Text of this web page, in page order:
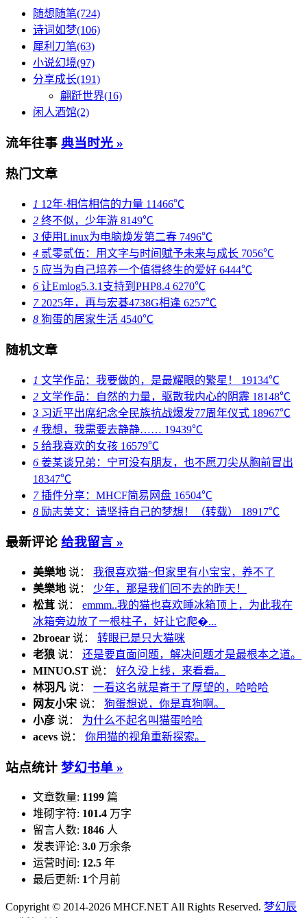
随想随笔(724)
诗词如梦(106)
犀利刀笔(63)
小说幻境(97)
分享成长(191)
翩跹世界(16)
闲人酒馆(2)
流年往事 典当时光 »
热门文章
1 12年·相信相信的力量 11466℃
2 终不似，少年游 8149℃
3 使用Linux为电脑焕发第二春 7496℃
4 贰零贰伍：用文字与时间赋予未来与成长 7056℃
5 应当为自己培养一个值得终生的爱好 6444℃
6 让Emlog5.3.1支持到PHP8.4 6270℃
72025年，再与宏碁4738G相逢 6257℃
8 狗蛋的居家生活 4540℃
随机文章
1 文学作品：我要做的，是最耀眼的繁星！ 19134℃
2 文学作品：自然的力量，驱散我内心的阴霾 18148℃
3 习近平出席纪念全民族抗战爆发77周年仪式 18967℃
4 我想，我需要去静静…… 19439℃
5 给我喜欢的女孩 16579℃
6 姜某谈兄弟：宁可没有朋友，也不愿刀尖从胸前冒出
18347℃
7插件分享：MHCF简易网盘 16504℃
8 励志美文：请坚持自己的梦想！（转载） 18917℃
最新评论 给我留言 »
美樂地 说： 我很喜欢猫~但家里有小宝宝，养不了
美樂地 说： 少年，那是我们回不去的昨天！
松茸 说： emmm..我的猫也喜欢睡冰箱顶上，为此我在
冰箱旁边放了一根柱子，好让它爬�...
2broear 说： 转眼已是只大猫咪
老狼 说： 还是要直面问题，解决问题才是最根本之道。
MINUO.ST 说： 好久没上线，来看看。
林羽凡 说： 一看这名就是寄于了厚望的，哈哈哈
网友小宋 说： 狗蛋想说，你是真狗啊。
小彦 说： 为什么不起名叫猫蛋哈哈
acevs 说： 你用猫的视角重新探索。
站点统计 梦幻书单 »
文章数量: 1199 篇
堆砌字符: 101.4 万字
留言人数: 1846 人
发表评论: 3.0 万余条
运营时间: 12.5 年
最后更新: 1个月前
Copyright © 2014-2026 MHCF.NET All Rights Reserved. 梦幻辰